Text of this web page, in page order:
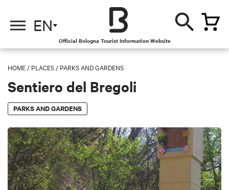
EN
Official Bologna Tourist Information Website
HOME / PLACES / PARKS AND GARDENS
Sentiero del Bregoli
PARKS AND GARDENS